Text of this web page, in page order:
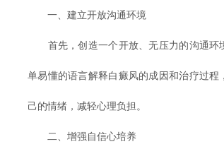
一、建立开放沟通环境
首先，创造一个开放、无压力的沟通环
单易懂的语言解释白癜风的成因和治疗过
己的情绪，减轻心理负担。
二、增强自信心培养